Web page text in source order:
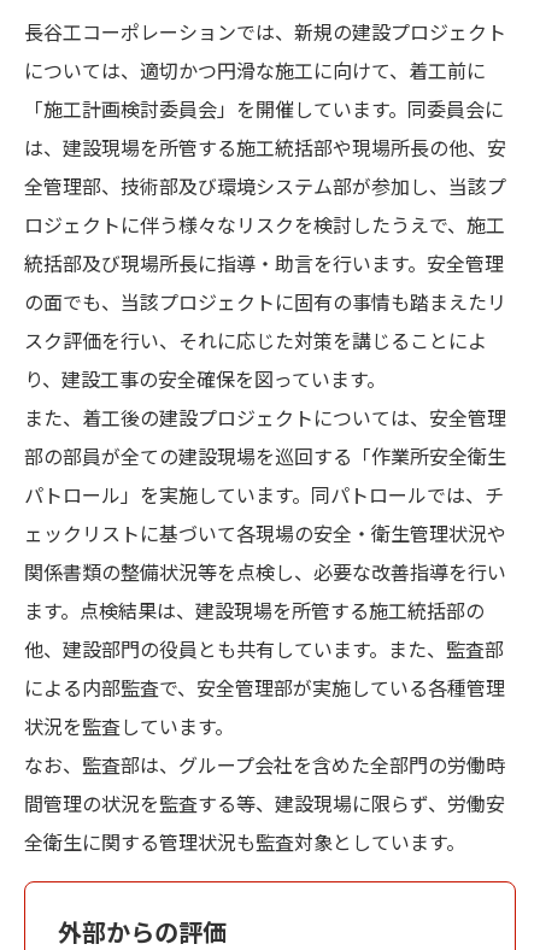
長谷工コーポレーションでは、新規の建設プロジェクト
については、適切かつ円滑な施工に向けて、着工前に
「施工計画検討委員会」を開催しています。同委員会に
は、建設現場を所管する施工統括部や現場所長の他、安
全管理部、技術部及び環境システム部が参加し、当該プ
ロジェクトに伴う様々なリスクを検討したうえで、施工
統括部及び現場所長に指導・助言を行います。安全管理
の面でも、当該プロジェクトに固有の事情も踏まえたリ
スク評価を行い、それに応じた対策を講じることによ
り、建設工事の安全確保を図っています。
また、着工後の建設プロジェクトについては、安全管理
部の部員が全ての建設現場を巡回する「作業所安全衛生
パトロール」を実施しています。同パトロールでは、チ
ェックリストに基づいて各現場の安全・衛生管理状況や
関係書類の整備状況等を点検し、必要な改善指導を行い
ます。点検結果は、建設現場を所管する施工統括部の
他、建設部門の役員とも共有しています。また、監査部
による内部監査で、安全管理部が実施している各種管理
状況を監査しています。
なお、監査部は、グループ会社を含めた全部門の労働時
間管理の状況を監査する等、建設現場に限らず、労働安
全衛生に関する管理状況も監査対象としています。
外部からの評価